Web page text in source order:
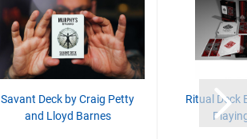
Savant Deck by Craig Petty
and Lloyd Barnes
Ritual Deck